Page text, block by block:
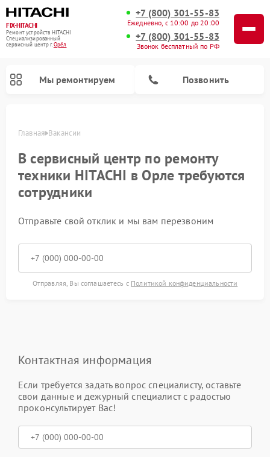
FIX-HITACHI
Ремонт устройств HITACHI
Специализированный
cервисный центр г.Орёл
+7 (800) 301-55-83
Ежедневно, с 10:00 до 20:00
+7 (800) 301-55-83
Звонок бесплатный по РФ
Мы ремонтируем Позвонить
Главная Вакансии
В сервисный центр по ремонту
техники HITACHI в Орле требуются
сотрудники
Отправьте свой отклик и мы вам перезвоним
Отправляя, Вы соглашаетесь с Политикой конфиденциальности
Контактная информация
Если требуется задать вопрос специалисту, оставьте
свои данные и дежурный специалист с радостью
проконсультирует Вас!